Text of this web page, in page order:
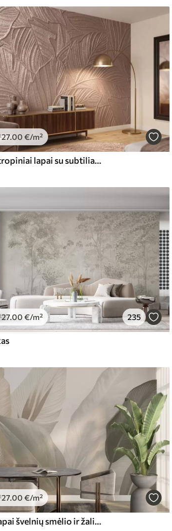
Lakuotus tapetus galima
27 .00 €/m²
Reljefiniai tropiniai lapai su subtiliais reljefo elementais šiltų smėlio atspalvių
27.00 €/m² 235
27 .00 €/m²
Atogrąžų lapai švelnių smėlio ir žalių atspalvių, su akvarelės efektu ir švelniais spalvų perėjimais